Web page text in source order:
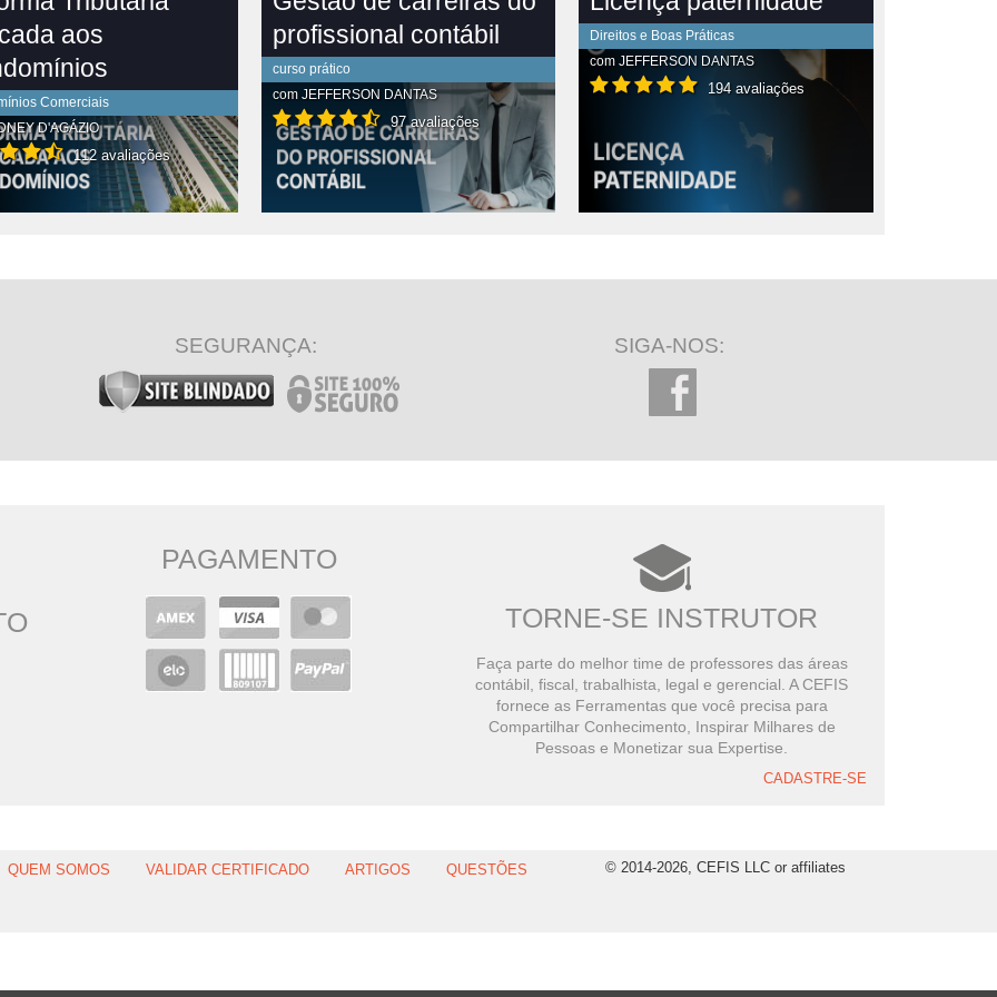
aos
Comerciais
D'AGÁZIO
112 avaliações
profissional contábil
curso prático
com JEFFERSON DANTAS
97 avaliações
CONTEÚDO COMPLETO
Direitos e Boas Práticas
comJEFFERSON DANTAS
194 avaliações
VER CONTEÚDO COMPLETO
SEGURANÇA: SIGA-NOS:
PAGAMENTO
TORNE-SE INSTRUTOR
Faça parte do melhor time de professores das áreas
contábil, fiscal, trabalhista, legal e gerencial. A CEFIS
fornece as Ferramentas que você precisa para
Compartilhar Conhecimento, Inspirar Milhares de
Pessoas e Monetizar sua Expertise.
CADASTRE-SE
QUEM SOMOS VALIDAR CERTIFICADO ARTIGOS QUESTÕES © 2014-2026, CEFIS LLC or affiliates